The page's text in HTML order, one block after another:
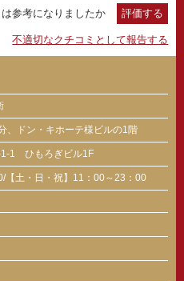
参考になりましたか 評価する
不適切なクチコミとして報告する
、ドン・キホーテ様ビルの1階
1-1 ひもろぎビル1F
【土・日・祝】11：00～23：00